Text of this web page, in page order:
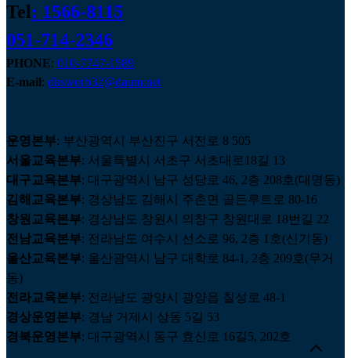
Tel: 1566-8115
051-714-2346
PHONE: 010-7747-1589
E-mail: dksworb32@daum.net
운영본부: 부산광역시 부산진구 서전로 8 505
서울교육본부: 서울특별시 서초구 서초대로18길 13
대구교육본부: 대구광역시 남구 성당로 46, 2층 208호(대명동)
김해교육본부: 경상남도 김해시 주촌면 골든루트로 80-16
창원교육본부: 경상남도 창원시 의창구 창원대로 18번길 22
전남교육본부: 전라남도 여수시 선소로 96, 2층 1호(신기동)
울산교육본부: 울산광역시 남구 대학로 84-1, 2층 209호(무거
동)
전라교육본부: 전라남도 광양시 광양읍 칠성로 48-1
경상운영본부: 경남 거제시 상동 5길 53
경북운영본부: 대구광역시 동구 효신로 16길5, 202호